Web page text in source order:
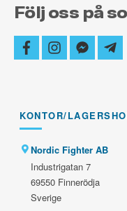
Följ oss på
facebookinstagram
KONTOR/
Nordic Fighter AB
Industrigatan 7
69550 Finnerödja
Sverige